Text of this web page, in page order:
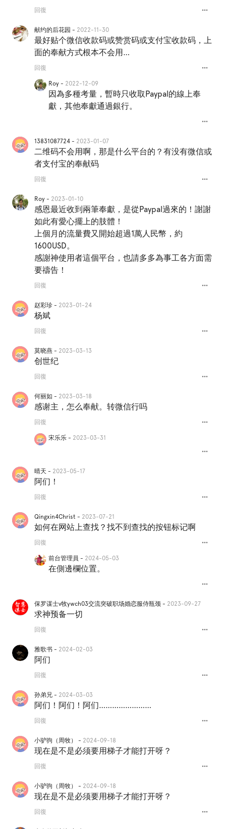
回復 more_horiz
献约的后花园 - 2022-11-30
最好贴个微信收款码或赞赏码或支付宝收款码，上
面的奉献方式根本不会用…
回復 more_horiz
Roy - 2022-12-09
因為多種考量，暫時只收取Paypal的線上奉
獻，其他奉獻通過銀行。
more_horiz
13831087724 - 2023-01-07
二维码不会用啊，那是什么平台的？有没有微信或
者支付宝的奉献码
回復 more_horiz
Roy - 2023-01-10
感恩最近收到兩筆奉獻，是從Paypal過來的！謝謝
如此有愛心擺上的肢體！
上個月的流量費又開始超過1萬人民幣，約
1600USD。
感謝神使用者這個平台，也請多多為事工各方面需
要禱告！
回復 more_horiz
赵彩珍 - 2023-01-24
杨斌
回復 more_horiz
莫晓燕 - 2023-03-13
创世纪
回復 more_horiz
何丽如 - 2023-03-18
感谢主，怎么奉献。转微信行吗
回復 more_horiz
宋乐乐 - 2023-03-31
more_horiz
晴天 - 2023-05-17
阿们！
回復 more_horiz
Qingxin4Christ - 2023-07-21
如何在网站上查找？找不到查找的按钮标记啊
回復 more_horiz
前台管理員 - 2024-05-03
在側邊欄位置。
more_horiz
保罗谋士v牧ywch03交流突破职场婚恋服侍瓶颈 - 2023-09-27
求神预备一切
回復 more_horiz
雅歌书 - 2024-02-03
阿们
回復 more_horiz
孙弟兄 - 2024-03-03
阿们！阿们！阿们……………………
回復 more_horiz
小驴驹（周牧） - 2024-09-18
现在是不是必须要用梯子才能打开呀？
回復 more_horiz
小驴驹（周牧） - 2024-09-18
现在是不是必须要用梯子才能打开呀？
回復 more_horiz